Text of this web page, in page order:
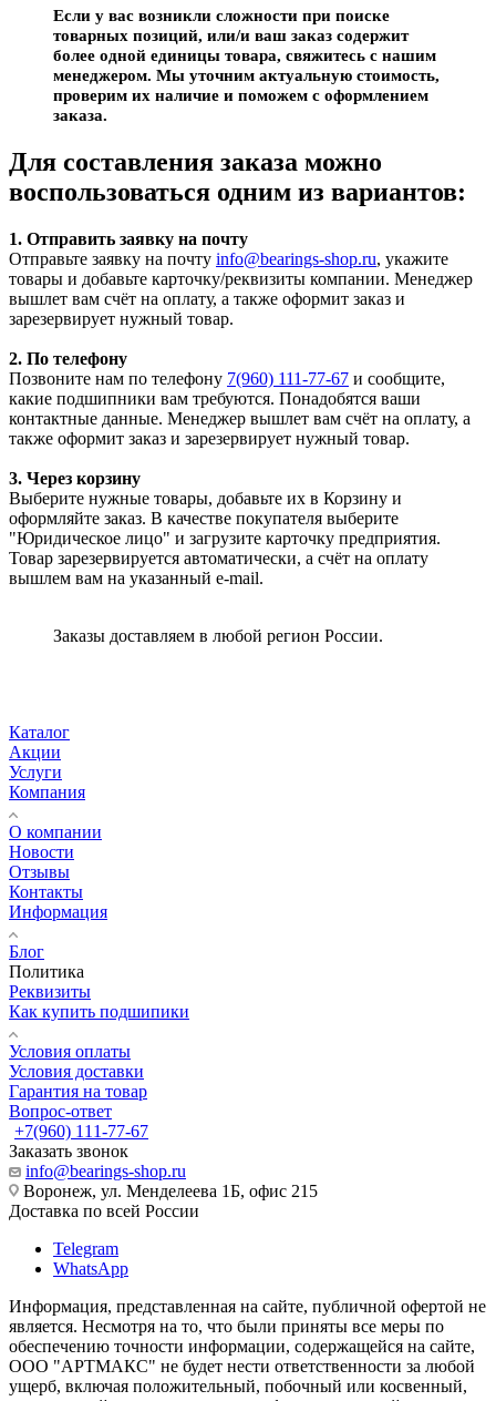
Если у вас возникли сложности при поиске
товарных позиций, или/и ваш заказ содержит
более одной единицы товара, свяжитесь с нашим
менеджером. Мы уточним актуальную стоимость,
проверим их наличие и поможем с оформлением
заказа.
Для составления заказа можно
воспользоваться одним из вариантов:
1. Отправить заявку на почту
Отправьте заявку на почту info@bearings-shop.ru, укажите
товары и добавьте карточку/реквизиты компании. Менеджер
вышлет вам счёт на оплату, а также оформит заказ и
зарезервирует нужный товар.
2. По телефону
Позвоните нам по телефону 7(960) 111-77-67 и сообщите,
какие подшипники вам требуются. Понадобятся ваши
контактные данные. Менеджер вышлет вам счёт на оплату, а
также оформит заказ и зарезервирует нужный товар.
3. Через корзину
Выберите нужные товары, добавьте их в Корзину и
оформляйте заказ. В качестве покупателя выберите
"Юридическое лицо" и загрузите карточку предприятия.
Товар зарезервируется автоматически, а счёт на оплату
вышлем вам на указанный e-mail.
Заказы доставляем в любой регион России.
Каталог
Акции
Услуги
Компания
О компании
Новости
Отзывы
Контакты
Информация
Блог
Политика
Реквизиты
Как купить подшипики
Условия оплаты
Условия доставки
Гарантия на товар
Вопрос-ответ
+7(960) 111-77-67
Заказать звонок
info@bearings-shop.ru
Воронеж, ул. Менделеева 1Б, офис 215
Доставка по всей России
Telegram
WhatsApp
Информация, представленная на сайте, публичной офертой не
является. Несмотря на то, что были приняты все меры по
обеспечению точности информации, содержащейся на сайте,
ООО "АРТМАКС" не будет нести ответственности за любой
ущерб, включая положительный, побочный или косвенный,